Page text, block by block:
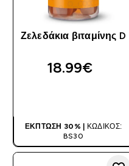
Ζελεδάκια βιταμίνης D
18.99€‎
ΈΚΠΤΩΣΗ 30% |
ΚΩΔΙΚΌΣ:
BS30